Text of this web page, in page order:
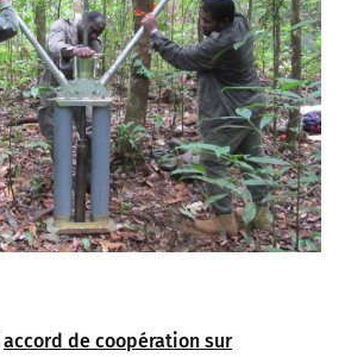
accord de coopération sur